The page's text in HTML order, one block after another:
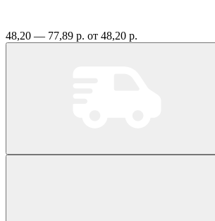
48,20 — 77,89 р. от 48,20 р.